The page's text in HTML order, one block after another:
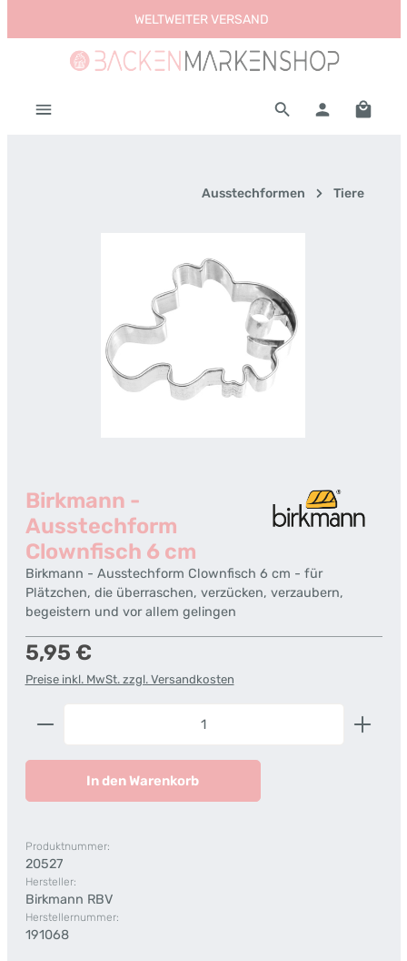
Zum Hauptinhalt springenWELTWEITER VERSAND
Ausstechformen Tiere
Birkmann -
Ausstechform
Clownfisch 6 cm
Birkmann - Ausstechform Clownfisch 6 cm - für
Plätzchen, die überraschen, verzücken, verzaubern,
begeistern und vor allem gelingen
Regulärer Preis:
5,95 €
Preise inkl. MwSt. zzgl. Versandkosten
Produkt Anzahl: Gib den gewünschten Wert ein
In den Warenkorb
Produktnummer:
20527
Hersteller:
Birkmann RBV
Herstellernummer:
191068